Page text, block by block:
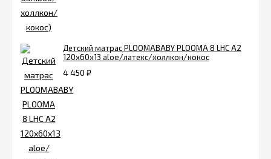
Детский матрас PLOOMABABY PLOOMA 8 LHC A2
120х60x13 aloe/латекс/холлкон/кокос
4 450 ₽